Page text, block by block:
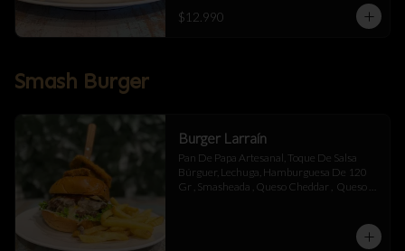
$12.990
Smash Burger
Burger Larraín
Pan De Papa Artesanal, Toque De Salsa
Búrguer, Lechuga, Hamburguesa De 120
Gr , Smasheada , Queso Cheddar ,  Queso